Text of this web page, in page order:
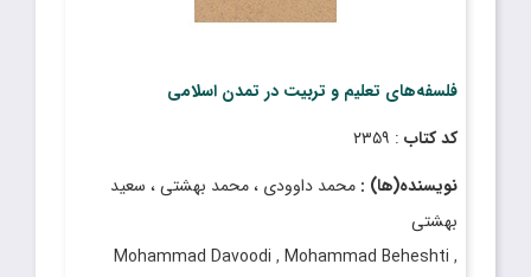
فلسفه‌های تعلیم و تربیت در تمدن اسلامی
کد کتاب : ۲۳۵۹
نویسنده(ها) : محمد داوودی ، محمد بهشتی ، سعید
بهشتی
Mohammad Davoodi , Mohammad Beheshti ,